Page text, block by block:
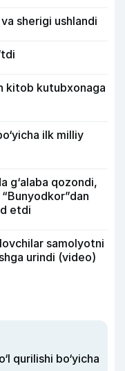
sherigi ushlandi
kitob kutubxonaga
ilk milliy
g‘alaba qozondi,
etdi
samolyotni
urindi (video)
qurilishi bo‘yicha